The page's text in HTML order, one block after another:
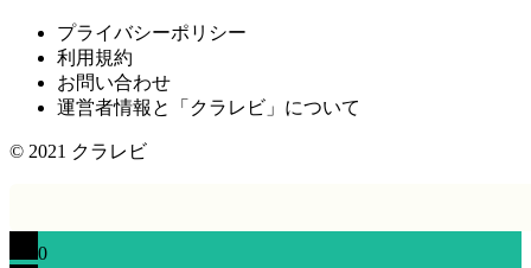
プライバシーポリシー
利用規約
お問い合わせ
運営者情報と「クラレビ」について
© 2021 クラレビ
0